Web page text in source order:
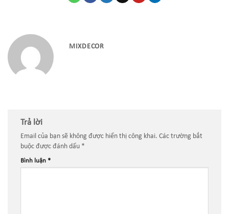
MIXDECOR
Trả lời
Email của bạn sẽ không được hiển thị công khai. Các trường bắt
buộc được đánh dấu *
Bình luận *